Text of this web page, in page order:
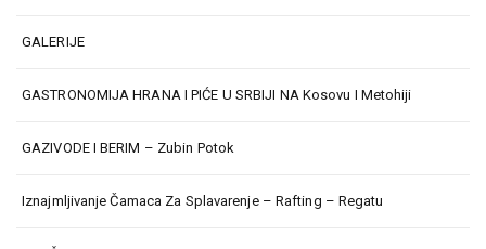
GALERIJE
GASTRONOMIJA HRANA I PIĆE U SRBIJI NA Kosovu I Metohiji
GAZIVODE I BERIM – Zubin Potok
Iznajmljivanje Čamaca Za Splavarenje – Rafting – Regatu